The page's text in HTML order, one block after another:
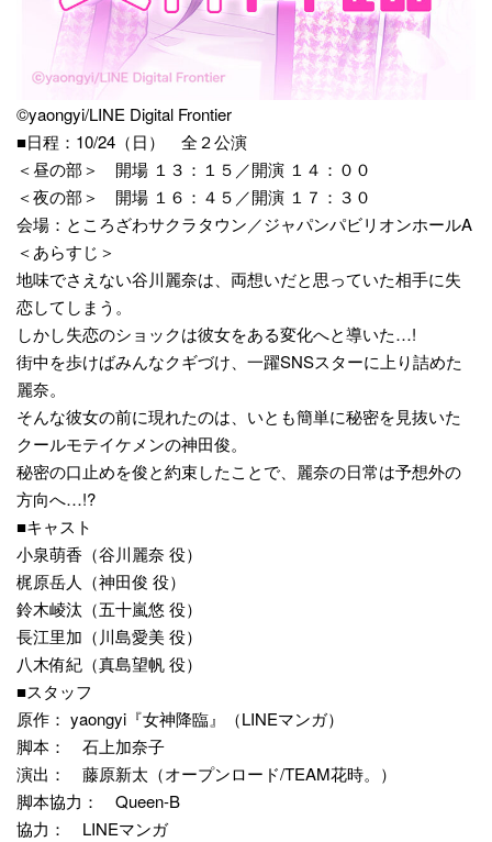
©yaongyi/LINE Digital Frontier
■日程：10/24（日） 全２公演
＜昼の部＞ 開場 １３：１５／開演 １４：００
＜夜の部＞ 開場 １６：４５／開演 １７：３０
会場：ところざわサクラタウン／ジャパンパビリオンホールA
＜あらすじ＞
地味でさえない谷川麗奈は、両想いだと思っていた相手に失
恋してしまう。
しかし失恋のショックは彼女をある変化へと導いた…!
街中を歩けばみんなクギづけ、一躍SNSスターに上り詰めた
麗奈。
そんな彼女の前に現れたのは、いとも簡単に秘密を見抜いた
クールモテイケメンの神田俊。
秘密の口止めを俊と約束したことで、麗奈の日常は予想外の
方向へ…!?
■キャスト
小泉萌香（谷川麗奈 役）
梶原岳人（神田俊 役）
鈴木崚汰（五十嵐悠 役）
長江里加（川島愛美 役）
八木侑紀（真島望帆 役）
■スタッフ
原作： yaongyi『女神降臨』（LINEマンガ）
脚本： 石上加奈子
演出： 藤原新太（オープンロード/TEAM花時。）
脚本協力： Queen-B
協力： LINEマンガ